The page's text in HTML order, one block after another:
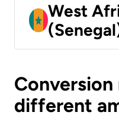
West
different